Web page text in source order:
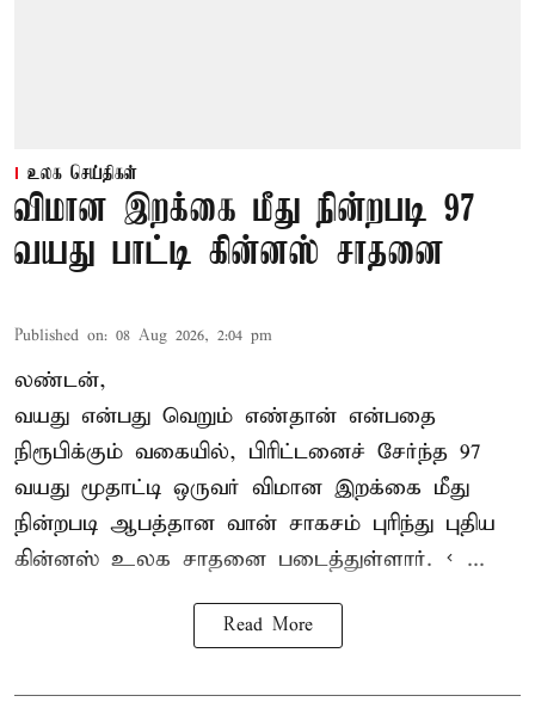
உலக செய்திகள்
விமான இறக்கை மீது நின்றபடி 97
வயது பாட்டி கின்னஸ் சாதனை
Published on: 08 Aug 2026, 2:04 pm
லண்டன்,
வயது என்பது வெறும் எண்தான் என்பதை
நிரூபிக்கும் வகையில், பிரிட்டனைச் சேர்ந்த 97
வயது மூதாட்டி ஒருவர் விமான இறக்கை மீது
நின்றபடி ஆபத்தான வான் சாகசம் புரிந்து புதிய
கின்னஸ் உலக சாதனை படைத்துள்ளார். < ...
Read More